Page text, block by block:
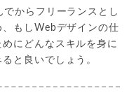
からフリーランスとし
もしWebデザインの仕
にどんなスキルを身に
と良いでしょう。